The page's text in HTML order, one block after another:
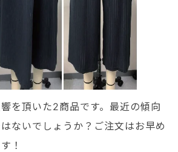
を頂いた2商品です。最近の傾向
ないでしょうか？ご注文はお早め
！